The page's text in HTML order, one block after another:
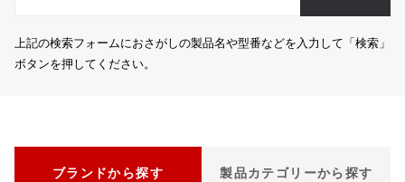
上記の検索フォームにおさがしの製品名や型番などを入力して「検索」
ボタンを押してください。
ブランドから探す 製品カテゴリーから探す